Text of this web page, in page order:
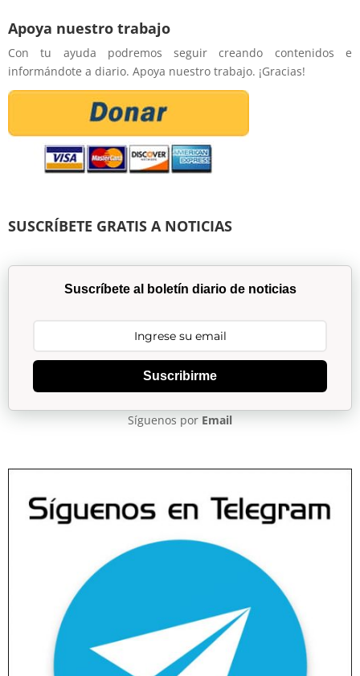
Apoya nuestro trabajo
Con tu ayuda podremos seguir creando contenidos e
informándote a diario. Apoya nuestro trabajo. ¡Gracias!
SUSCRÍBETE GRATIS A NOTICIAS
Suscríbete al boletín diario de noticias
Suscribirme
Síguenos por Email